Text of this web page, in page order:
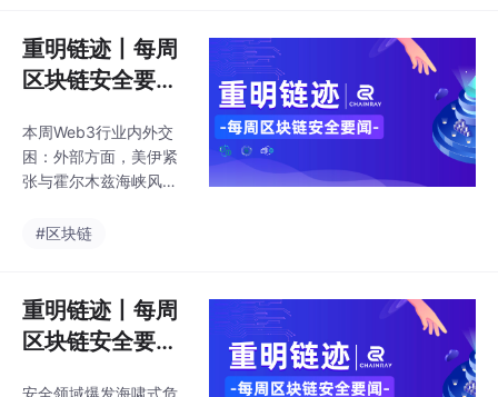
C跌破75,000 USDT。
中美同步收紧监管，行
业叙事转向安全与合规
重明链迹丨每周
区块链安全要闻
本周Web3行业内外交
困：外部方面，美伊紧
张与霍尔木兹海峡风险
（CPI 3.8%、PPI
加密市场承压，多单爆
仓激增。内部方面，安
全威胁升级，“扳手攻
#区块链
重明链迹丨每周
区块链安全要闻
安全领域爆发海啸式危